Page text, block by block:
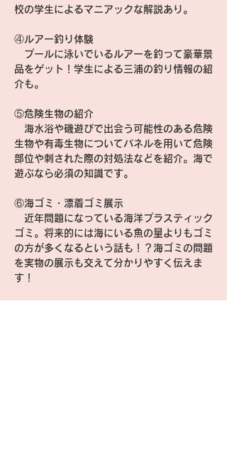
校の学生によるマニアックな解説あり。
④ルアー釣り体験
プールに泳いでいるルアーを釣って豪華景
品をゲット！学生による三浦の釣り情報の紹
介も。
⑤危険生物の紹介
海水浴や磯遊びで出会う可能性のある危険
生物や有毒生物についてパネルを用いて危険
部位や刺された際の対処法などを紹介。海で
遊ぶなら必須の知識です。
⑥海ゴミ・漂着ゴミ展示
近年問題になっている海洋プラスティック
ゴミ。将来的には海にいる魚の量よりもゴミ
の方が多くなるという話も！？海ゴミの問題
を実物の展示も交えて分かりやすく伝えま
す！